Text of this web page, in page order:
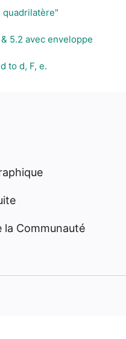
quadrilatère"
5.2 avec enveloppe
to d, F, e.
la Communauté